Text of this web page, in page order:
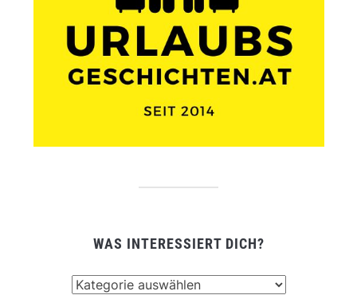
WAS INTERESSIERT DICH?